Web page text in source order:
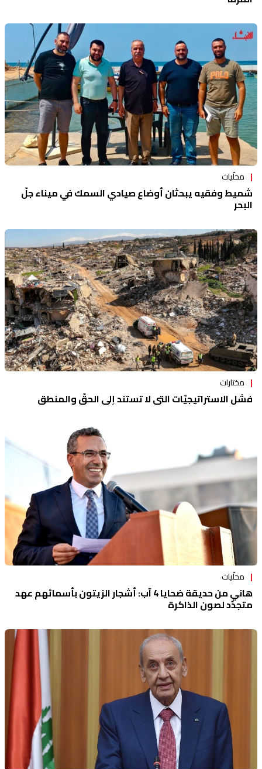
محلّيات
شميط وفقيه يبحثان أوضاع صيادي السمك في ميناء جلّ
البحر
مختارات
فشل الاستراتيجيّات التي لا تستند إلى الحقّ والمنطق
محلّيات
هاني من حديقة ضحايا 4 آب: أشجار الزيتون بأسمائهم عهد
متجدّد لصون الذاكرة